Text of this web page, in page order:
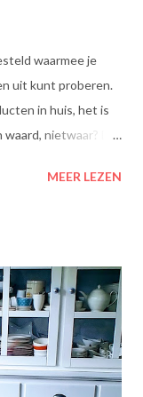
waarmee je
uit kunt proberen.
in huis, het is
nietwaar? Dit
dat heerlijk
Het bevat
Omega's 3
die het lichaam niet
van een
Dieetolie geeft
MEER LEZEN